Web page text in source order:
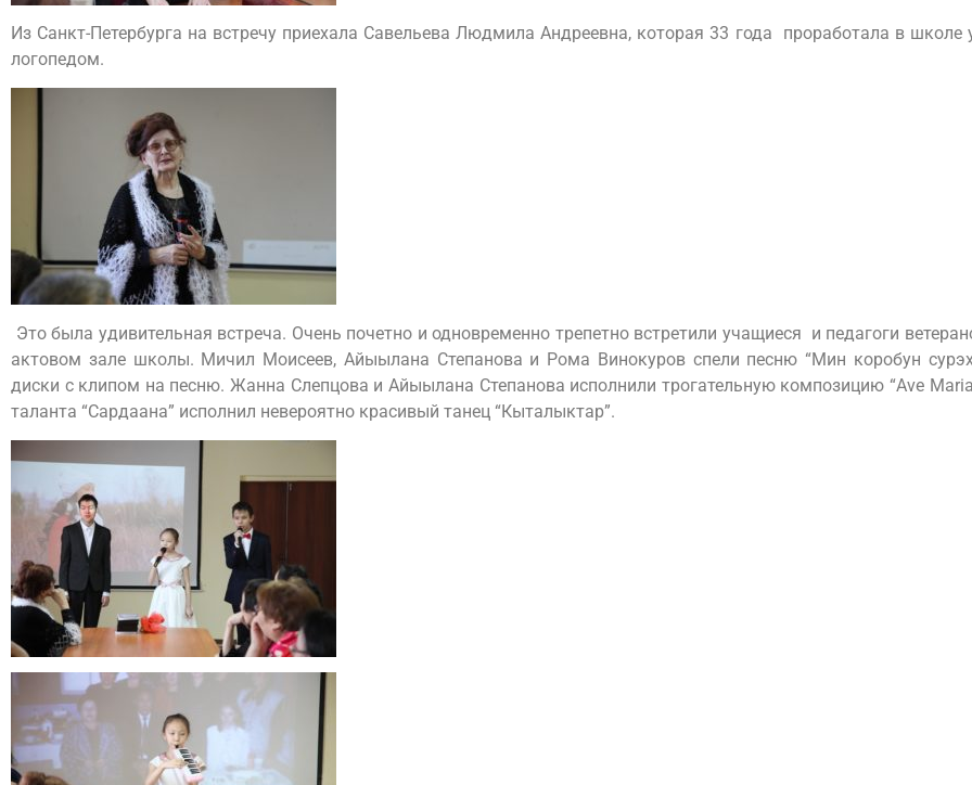
Из Санкт-Петербурга на встречу приехала Савельева Людмила Андреевна, которая 33 года проработала в школе
логопедом.
Это была удивительная встреча. Очень почетно и одновременно трепетно встретили учащиеся и педагоги
актовом зале школы. Мичил Моисеев, Айыылана Степанова и Рома Винокуров спели песню “Мин коробун
диски с клипом на песню. Жанна Слепцова и Айыылана Степанова исполнили трогательную композицию “Ave
таланта “Сардаана” исполнил невероятно красивый танец “Кыталыктар”.